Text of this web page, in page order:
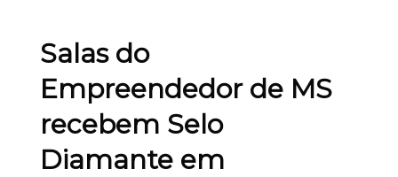
Salas do
Empreendedor de MS
recebem Selo
Diamante em